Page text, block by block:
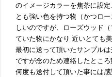
のイメージカラーを焦茶に設
とも強い色を持つ物（かつロ
しいのですが、ローズウッド
ていた物にかなり 近いとても
最初に送って頂いたサンプル
ですが念のため連絡したところ
何度も送付して頂いた事には